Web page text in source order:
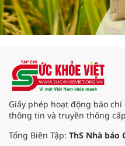
Giấy phép hoạt động báo chí
thông tin và truyền thông
Tổng Biên Tập: ThS Nhà báo